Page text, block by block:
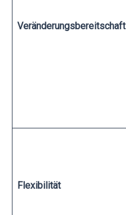
Veränderungsbereitschaft
Flexibilität